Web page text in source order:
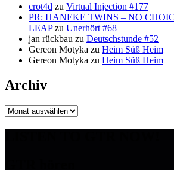
crot4d zu Virtual Injection #177
PR: HANEKE TWINS – NO
LEAPzu Unerhört #68
jan rückbau zu Deutschstunde #52
Gereon Motyka zu Heim Süß Heim
Gereon Motyka zu Heim Süß Heim
Archiv
Archiv